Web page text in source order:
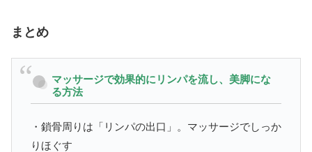
まとめ
マッサージで効果的にリンパを流し、美脚にな
る方法
・鎖骨周りは「リンパの出口」。マッサージでしっか
りほぐす